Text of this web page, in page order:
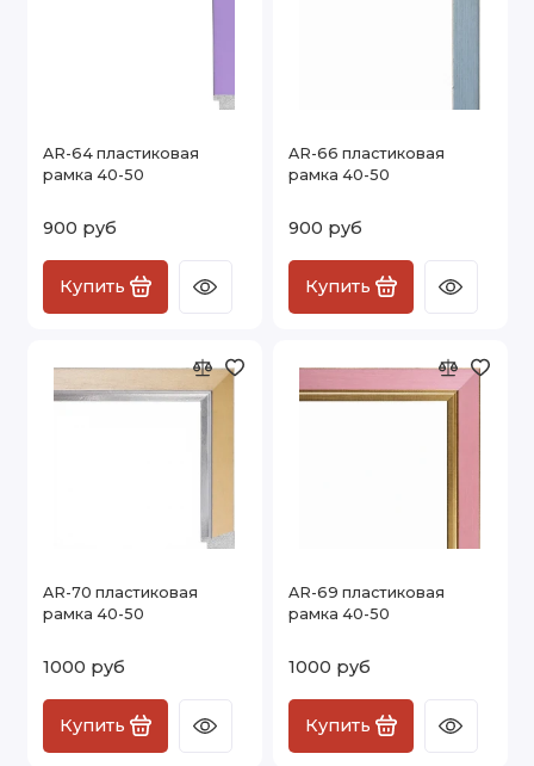
AR-64 пластиковая
рамка 40-50
900 руб
Купить
AR-66 пластиковая
рамка 40-50
900 руб
Купить
AR-70 пластиковая
рамка 40-50
1000 руб
Купить
AR-69 пластиковая
рамка 40-50
1000 руб
Купить